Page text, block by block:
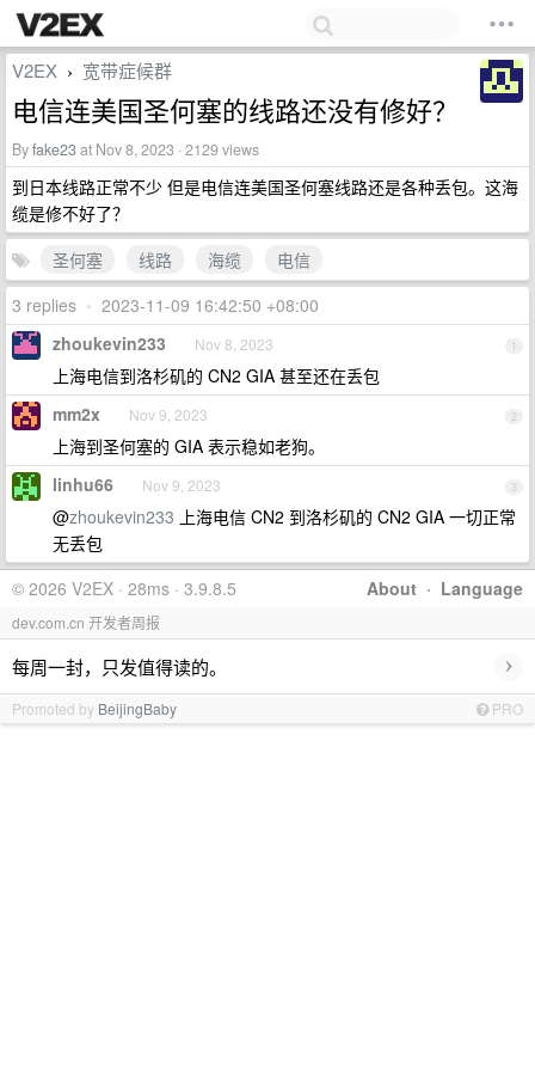
V2EX › 宽带症候群
电信连美国圣何塞的线路还没有修好？
Byfake23at Nov 8, 2023 · 2129 views
到日本线路正常不少 但是电信连美国圣何塞线路还是各种丢包。这海
缆是修不好了？
圣何塞
线路 海缆
电信
3 replies • 2023-11-09 16:42:50 +08:00
1
zhoukevin233 Nov 8, 2023
上海电信到洛杉矶的 CN2 GIA 甚至还在丢包
2
mm2x Nov 9, 2023
上海到圣何塞的 GIA 表示稳如老狗。
3
linhu66 Nov 9, 2023
@zhoukevin233 上海电信 CN2 到洛杉矶的 CN2 GIA 一切正常
无丢包
About · Language
© 2026 V2EX · 28ms · 3.9.8.5
dev.com.cn 开发者周报
每周一封，只发值得读的。 ›
Promoted by BeijingBaby PRO